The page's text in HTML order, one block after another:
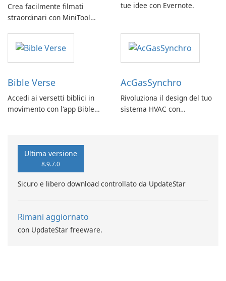
Crea facilmente filmati
straordinari con MiniTool
tue idee con Evernote.
Bible Verse
Accedi ai versetti biblici in
movimento con l'app Bible
AcGasSynchro
Rivoluziona il design del tuo
sistema HVAC con
Ultima versione
8.9.7.0
Sicuro e libero download controllato da UpdateStar
Rimani aggiornato
con UpdateStar freeware.